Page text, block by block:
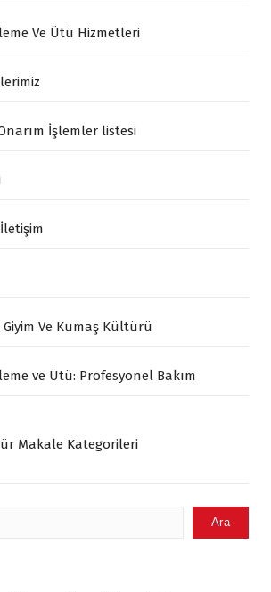
Ve Ütü Hizmetleri
İşlemler listesi
Giyim Ve Kumaş Kültürü
ve Ütü: Profesyonel Bakım
Makale Kategorileri